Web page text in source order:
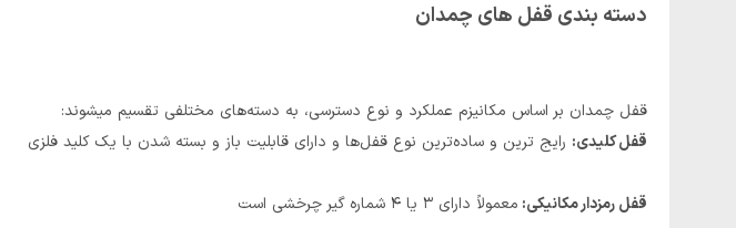
دسته ‌بندی قفل‌ های چمدان
قفل‌ چمدان بر اساس مکانیزم عملکرد و نوع دسترسی، به دسته‌های مختلفی تقسیم میشوند:
قفل کلیدی: رایج‌ ترین و ساده‌ترین نوع قفل‌ها و دارای قابلیت باز و بسته شدن با یک کلید فلزی
قفل رمزدار مکانیکی: معمولاً دارای ۳ یا ۴ شماره ‌گیر چرخشی است